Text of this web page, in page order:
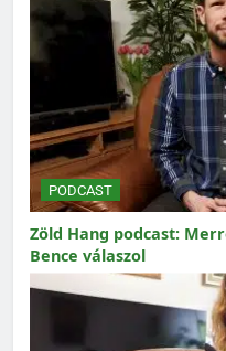
PODCAST
Zöld Hang podcast:
Bence válaszol